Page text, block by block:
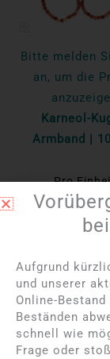
Bitte melden
an, um die
Karneol-
Armband |
Pro
Mehr
Aufgrund
und unserer
Online-
Beständen
schnell wie
Frage oder